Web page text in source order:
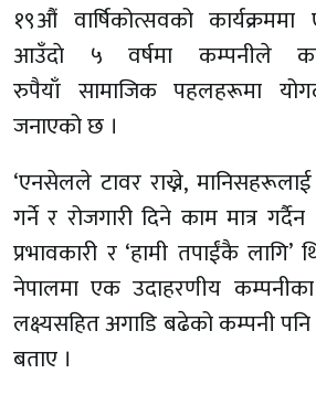
१९औं वार्षिकोत्सवको
आउँदाे ५ वर्षमा कम्पनीले
रुपैयाँ सामाजिक पहलहरूमा
जनाएको छ ।
‘एनसेलले टावर राख्ने, मानिसहरूलाई
गर्ने र रोजगारी दिने काम मात्र
प्रभावकारी र ‘हामी तपाईंकै
नेपालमा एक उदाहरणीय
लक्ष्यसहित अगाडि बढेको कम्पनी
बताए ।